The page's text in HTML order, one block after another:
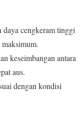
daya cengkeram tinggi
keseimbangan antara
aus.
dengan kondisi